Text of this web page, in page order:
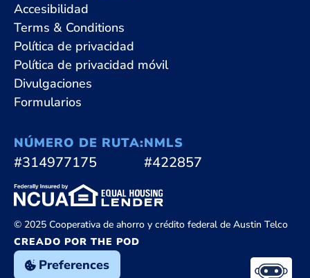
Accesibilidad
Terms & Conditions
Política de privacidad
Política de privacidad móvil
Divulgaciones
Formularios
NÚMERO DE RUTA:
#314977175
NMLS
#422857
© 2025 Cooperativa de ahorro y crédito federal de Austin Telco
CREADO POR THE POD
Preferences